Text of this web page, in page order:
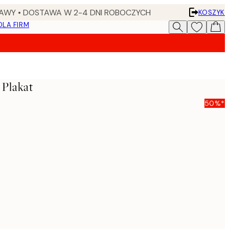
• DOSTAWA W 2-4 DNI ROBOCZYCH
KOSZYK
FIRM
50%*